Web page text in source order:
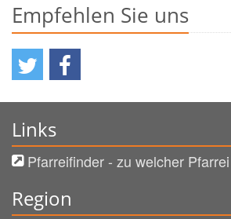
Empfehlen Sie uns
Links
Pfarreifinder - zu welcher
Region